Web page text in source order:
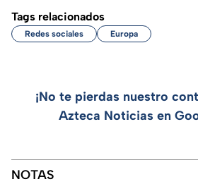
Tags relacionados
Redes sociales Europa
¡No te pierdas nuestro
Azteca Noticias en
NOTAS